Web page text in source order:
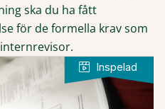
ska du ha fått
för de formella krav som